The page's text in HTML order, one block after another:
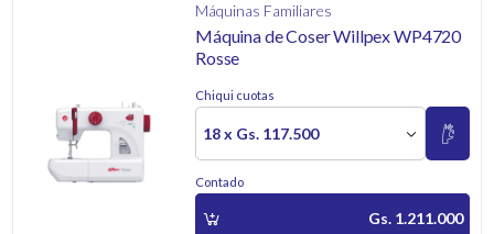
Máquinas Familiares
Máquina de Coser Willpex WP4720
Rosse
Chiqui cuotas
18 x Gs. 117.500
Contado
Gs. 1.211.000